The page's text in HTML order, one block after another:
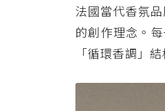
法國當代香氛
的創作理念。
「循環香調」